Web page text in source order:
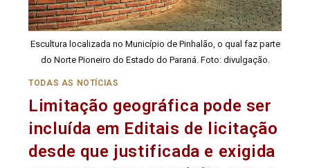
Escultura localizada no Município de Pinhalão, o qual faz parte
do Norte Pioneiro do Estado do Paraná. Foto: divulgação.
TODAS AS NOTÍCIAS
Limitação geográfica pode ser
incluída em Editais de licitação
desde que justificada e exigida